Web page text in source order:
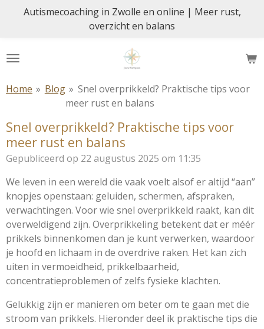
de
Autismecoaching in Zwolle en online | Meer rust,
overzicht en balans
Home » Blog » Snel overprikkeld? Praktische tips voor
meer rust en balans
Snel overprikkeld? Praktische tips voor
meer rust en balans
Gepubliceerd op 22 augustus 2025 om 11:35
We leven in een wereld die vaak voelt alsof er altijd “aan”
knopjes openstaan: geluiden, schermen, afspraken,
verwachtingen. Voor wie snel overprikkeld raakt, kan dit
overweldigend zijn. Overprikkeling betekent dat er méér
prikkels binnenkomen dan je kunt verwerken, waardoor
je hoofd en lichaam in de overdrive raken. Het kan zich
uiten in vermoeidheid, prikkelbaarheid,
concentratieproblemen of zelfs fysieke klachten.
Gelukkig zijn er manieren om beter om te gaan met die
stroom van prikkels. Hieronder deel ik praktische tips die